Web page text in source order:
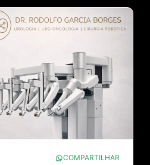
COMPARTILHAR